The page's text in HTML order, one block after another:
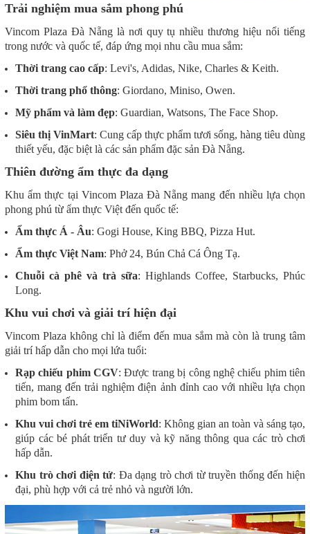
Trải nghiệm mua sắm phong phú
Vincom Plaza Đà Nẵng là nơi quy tụ nhiều thương hiệu nổi tiếng
trong nước và quốc tế, đáp ứng mọi nhu cầu mua sắm:
Thời trang cao cấp: Levi's, Adidas, Nike, Charles & Keith.
Thời trang phổ thông: Giordano, Miniso, Owen.
Mỹ phẩm và làm đẹp: Guardian, Watsons, The Face Shop.
Siêu thị VinMart: Cung cấp thực phẩm tươi sống, hàng tiêu dùng
thiết yếu, đặc biệt là các sản phẩm đặc sản Đà Nẵng.
Thiên đường ẩm thực đa dạng
Khu ẩm thực tại Vincom Plaza Đà Nẵng mang đến nhiều lựa chọn
phong phú từ ẩm thực Việt đến quốc tế:
Ẩm thực Á - Âu: Gogi House, King BBQ, Pizza Hut.
Ẩm thực Việt Nam: Phở 24, Bún Chả Cá Ông Tạ.
Chuỗi cà phê và trà sữa: Highlands Coffee, Starbucks, Phúc
Long.
Khu vui chơi và giải trí hiện đại
Vincom Plaza không chỉ là điểm đến mua sắm mà còn là trung tâm
giải trí hấp dẫn cho mọi lứa tuổi:
Rạp chiếu phim CGV: Được trang bị công nghệ chiếu phim tiên
tiến, mang đến trải nghiệm điện ảnh đỉnh cao với nhiều lựa chọn
phim bom tấn.
Khu vui chơi trẻ em tiNiWorld: Không gian an toàn và sáng tạo,
giúp các bé phát triển tư duy và kỹ năng thông qua các trò chơi
hấp dẫn.
Khu trò chơi điện tử: Đa dạng trò chơi từ truyền thống đến hiện
đại, phù hợp với cả trẻ nhỏ và người lớn.